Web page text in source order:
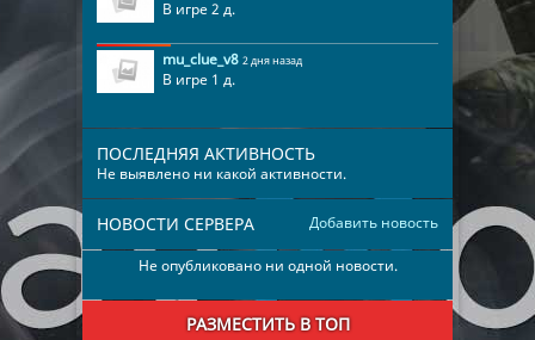
В игре 2 д.
mu_clue_v8 2 дня назад
В игре 1 д.
ПОСЛЕДНЯЯ АКТИВНОСТЬ
Не выявлено ни какой активности.
Добавить новость
НОВОСТИ СЕРВЕРА
Не опубликовано ни одной новости.
РАЗМЕСТИТЬ В ТОП